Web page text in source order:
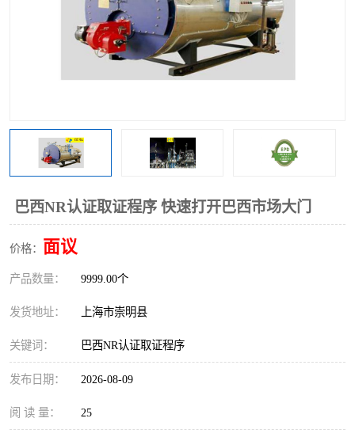
巴西NR认证取证程序 快速打开巴西市场大门
价格： 面议
产品数量： 9999.00个
发货地址： 上海市崇明县
关键词： 巴西NR认证取证程序
发布日期： 2026-08-09
阅 读 量： 25